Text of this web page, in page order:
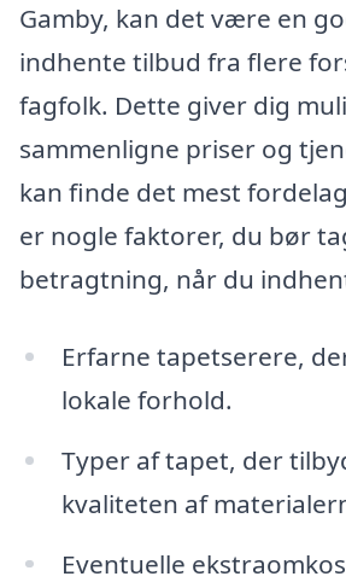
Gamby, kan det være en
indhente tilbud fra flere
fagfolk. Dette giver dig
sammenligne priser og
kan finde det mest
er nogle faktorer, du bør
betragtning, når du
Erfarne tapetserere,
lokale forhold.
Typer af tapet, der
kvaliteten af
Eventuelle